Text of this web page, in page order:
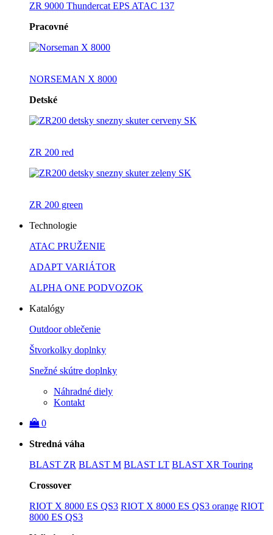
ZR 9000 Thundercat EPS ATAC 137
Pracovné
NORSEMAN X 8000
Detské
ZR 200 red
ZR 200 green
Technologie
ATAC PRUŽENIE
ADAPT VARIÁTOR
ALPHA ONE PODVOZOK
Katalógy
Outdoor oblečenie
Štvorkolky doplnky
Snežné skútre doplnky
Náhradné diely
Kontakt
0
Stredná váha
BLAST ZR BLAST M BLAST LT BLAST XR Touring
Crossover
RIOT X 8000 ES QS3 RIOT X 8000 ES QS3 orange RIOT
8000 ES QS3